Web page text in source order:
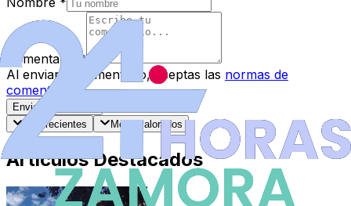
Comentario
*
Al enviar tu comentario, aceptas las normas de
comentarios
Enviar Comentario
Más recientes
Mejor valorados
Artículos Destacados